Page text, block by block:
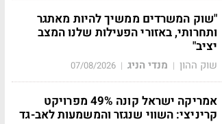
"שוק המשרדים ממשיך להיות מאתגר
ותחרותי, באזורי הפעילות שלנו המצב
יציב"
שוק ההון | מנדי הניג |
07/08/2026
אמריקה ישראל קונה 49% מפרויקט
קריניצי: השווי שנגזר והמשמעות לאב-גד